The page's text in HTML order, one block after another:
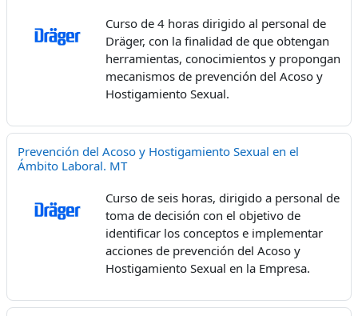
Curso de 4 horas dirigido al personal de
Dräger, con la finalidad de que obtengan
herramientas, conocimientos y propongan
mecanismos de prevención del Acoso y
Hostigamiento Sexual.
Prevención del Acoso y Hostigamiento Sexual en el
Ámbito Laboral. MT
Curso de seis horas, dirigido a personal de
toma de decisión con el objetivo de
identificar los conceptos e implementar
acciones de prevención del Acoso y
Hostigamiento Sexual en la Empresa.